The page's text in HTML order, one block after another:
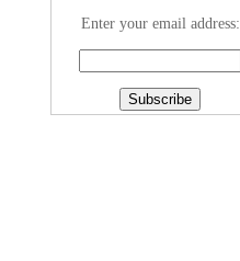
Enter your email address: